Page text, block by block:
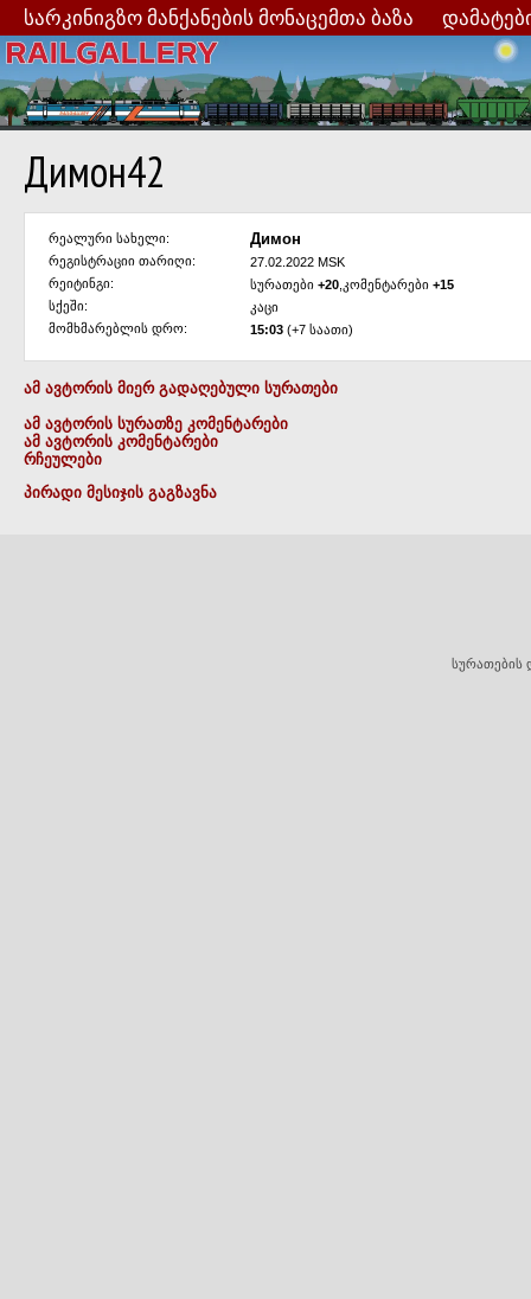
სარკინიგზო მანქანების მონაცემთა ბაზა
Димон42
რეალური სახელი: Димон
რეგისტრაციი თარიღი:
27.02.2022 MSK
რეიტინგი:
სურათები +20 ,კომენტარები +15
სქეში:
კაცი
მომხმარებლის დრო:
15:03 (+7 საათი)
ამ ავტორის მიერ გადაღებული სურათები
ამ ავტორის სურათზე კომენტარები
ამ ავტორის კომენტარები
რჩეულები
პირადი მესიჯის გაგზავნა
სურათების